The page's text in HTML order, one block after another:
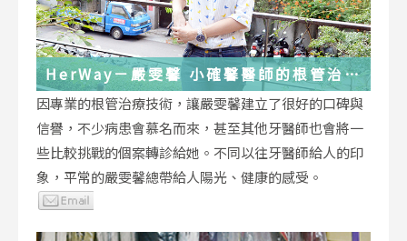
HerWay－嚴雯馨 小確馨醫師的根管治療
小確幸
因專業的根管治療技術，讓嚴雯馨建立了很好的口碑與
信譽，不少病患會慕名而來，甚至其他牙醫師也會將一
些比較挑戰的個案轉診給她。不同以往牙醫師給人的印
象，平常的嚴雯馨總帶給人陽光、健康的感受。